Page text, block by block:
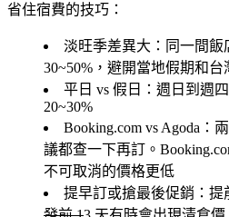
省住宿費的技巧：
淡旺季差異大 ：同一間
30~50%，避開當地假期和台
平日 vs 假日 ：週日到週
20~30%
Booking.com vs Agoda ：
議都查一下再訂。
不可取消的價格更低
提早訂或搶最後促銷 ：提